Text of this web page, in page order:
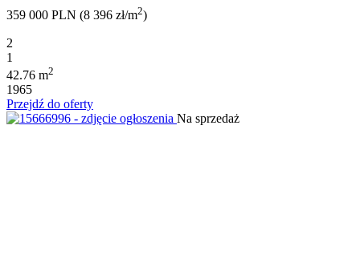
359 000 PLN (8 396 zł/m2)
2
1
42.76 m2
1965
Przejdź do oferty
Na sprzedaż